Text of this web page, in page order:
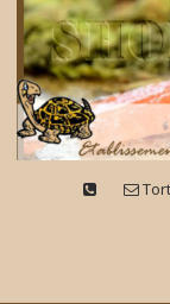
Skip
content